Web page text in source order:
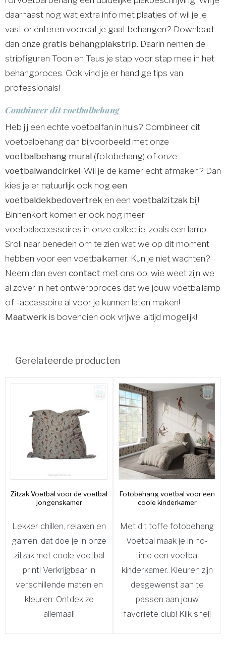
daarnaast nog wat extra info met plaatjes of wil je je
vast oriënteren voordat je gaat behangen? Download
dan onze gratis behangplakstrip. Daarin nemen de
stripfiguren Toon en Teus je stap voor stap mee in het
behangproces. Ook vind je er handige tips van
professionals!
Combineer dit voetbalbehang
Heb jij een echte voetbalfan in huis? Combineer dit
voetbalbehang dan bijvoorbeeld met onze
voetbalbehang mural (fotobehang) of onze
voetbalwandcirkel. Wil je de kamer echt afmaken? Dan
kies je er natuurlijk ook nogeen
voetbaldekbedovertrek en een voetbalzitzak bij!
Binnenkort komen er ook nog meer
voetbalaccessoires in onze collectie, zoals een lamp.
Sroll naar beneden om te zien wat we op dit moment
hebben voor een voetbalkamer. Kun je niet wachten?
Neem dan even contact met ons op, wie weet zijn we
al zover in het ontwerpproces dat we jouw voetballamp
of -accessoire al voor je kunnen laten maken!
Maatwerk is bovendien ook vrijwel altijd mogelijk!
Gerelateerde producten
Zitzak Voetbal voor de voetbal
jongenskamer
Lekker chillen, relaxen en
gamen, dat doe je in onze
zitzak met coole voetbal
print! Verkrijgbaar in
verschillende maten en
kleuren. Ontdek ze
allemaal!
Fotobehang voetbal voor een
coole kinderkamer
Met dit toffe fotobehang
Voetbal maak je in no-
time een voetbal
kinderkamer. Kleuren zijn
desgewenst aan te
passen aan jouw
favoriete club! Kijk snel!